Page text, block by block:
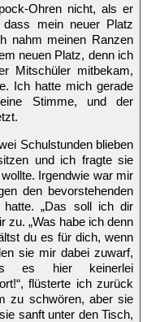
Ohren nicht, als er
mein neuer Platz
nahm meinen Ranzen
neuen Platz, denn ich
Mitschüler mitbekam,
Ich hatte mich gerade
Stimme, und der
Schulstunden blieben
und ich fragte sie
Irgendwie war mir
den bevorstehenden
hatte. „Das soll ich dir
zu. „Was habe ich denn
du es für dich, wenn
sie mir dabei zuwarf,
es hier keinerlei
flüsterte ich zurück
zu schwören, aber sie
sanft unter den Tisch,